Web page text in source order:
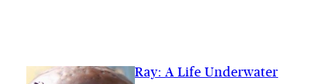
Ray: A Life Underwater